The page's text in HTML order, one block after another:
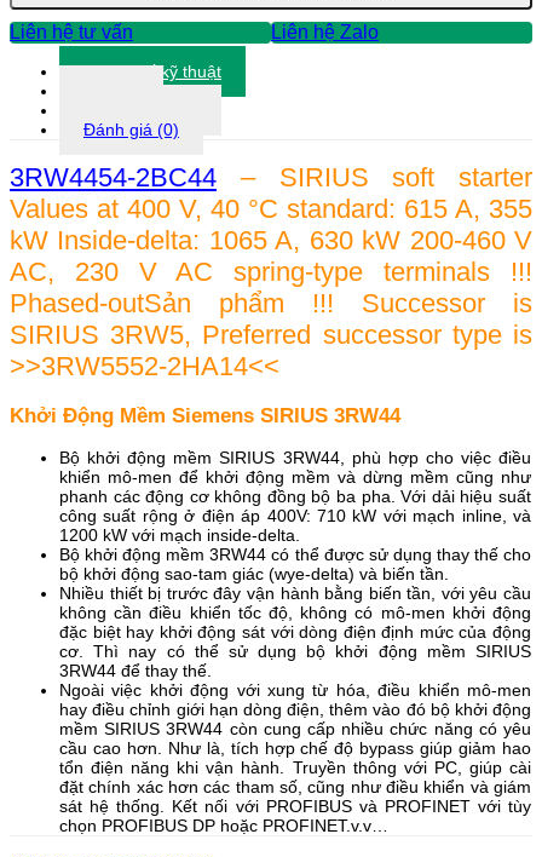
lượng
Liên hệ tư vấn Liên hệ Zalo
Thông số kỹ thuật
Đánh giá (0)
3RW4454-2BC44 – SIRIUS soft starter
Values at 400 V, 40 °C standard: 615 A, 355
kW Inside-delta: 1065 A, 630 kW 200-460 V
AC, 230 V AC spring-type terminals !!!
Phased-outSản phẩm !!! Successor is
SIRIUS 3RW5, Preferred successor type is
>>3RW5552-2HA14<<
Khởi Động Mềm Siemens SIRIUS 3RW44
Bộ khởi động mềm SIRIUS 3RW44, phù hợp cho việc điều
khiển mô-men để khởi động mềm và dừng mềm cũng như
phanh các động cơ không đồng bộ ba pha. Với dải hiệu suất
công suất rộng ở điện áp 400V: 710 kW với mạch inline, và
1200 kW với mạch inside-delta.
Bộ khởi động mềm 3RW44 có thể được sử dụng thay thế cho
bộ khởi động sao-tam giác (wye-delta) và biến tần.
Nhiều thiết bị trước đây vận hành bằng biến tần, với yêu cầu
không cần điều khiển tốc độ, không có mô-men khởi động
đặc biệt hay khởi động sát với dòng điện định mức của động
cơ. Thì nay có thể sử dụng bộ khởi động mềm SIRIUS
3RW44 để thay thế.
Ngoài việc khởi động với xung từ hóa, điều khiển mô-men
hay điều chỉnh giới hạn dòng điện, thêm vào đó bộ khởi động
mềm SIRIUS 3RW44 còn cung cấp nhiều chức năng có yêu
cầu cao hơn. Như là, tích hợp chế độ bypass giúp giảm hao
tổn điện năng khi vận hành. Truyền thông với PC, giúp cài
đặt chính xác hơn các tham số, cũng như điều khiển và giám
sát hệ thống. Kết nối với PROFIBUS và PROFINET với tùy
chọn PROFIBUS DP hoặc PROFINET.v.v…